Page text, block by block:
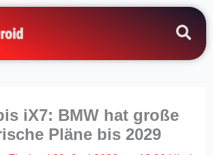
iX7: BMW hat große
Pläne bis 2029